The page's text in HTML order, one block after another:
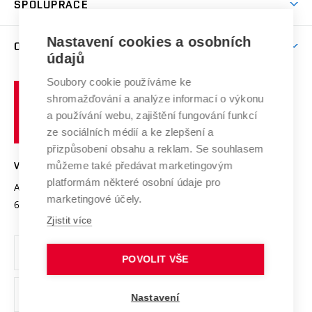
Brno
Celoživotní vzdělávání
E-přihláška
Závěrečné práce
Doktorské studium
Studium bez bariér
Podpora podnikání
Mezinárodní vědecká rada
Systém zajišťování kvality výzkumu
Výzkumné infrastruktury
Transfer znalostí
Open Science
Projekty
Projekty ze strukturálních fondů
Specifický výzkum
SPOLUPRÁCE
Zahraniční spolupráce
Spolupráce se školami
Služby univerzity
Mezinárodní dohody
Univerzitní sítě
O UNIVERZITĚ
Profil univerzity
Udržitelná univerzita
Podnikavá univerzita / ContriBUTe
Bezpečná univerzita
Vyznamenání
Organizační struktura
Ochrana osobních údajů
odkaz)
učení
technické
VYSOKÉ UČENÍ TECHNICKÉ V BRNĚ
Antonínská 548/1
602 00 Brno
www.vut.cz
vut@vutbr.cz
Nastavení cookies a osobních
údajů
Soubory cookie používáme ke
shromažďování a analýze informací o výkonu
a používání webu, zajištění fungování funkcí
ze sociálních médií a ke zlepšení a
přizpůsobení obsahu a reklam. Se souhlasem
můžeme také předávat marketingovým
platformám některé osobní údaje pro
marketingové účely.
Zjistit více
POVOLIT VŠE
Nastavení